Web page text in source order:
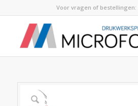
Voor vragen of bestellingen: